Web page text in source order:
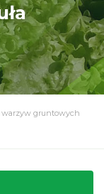
warzyw gruntowych